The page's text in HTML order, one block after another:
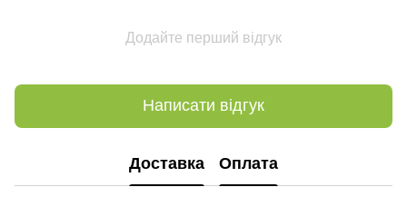
Додайте перший відгук
Написати відгук
Доставка Оплата